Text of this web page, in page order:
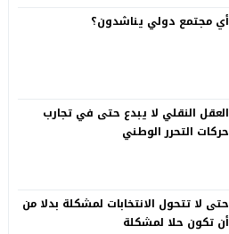
أي مجتمع دولي يناشدون؟
العقل النقلي لا يبدع حتى في تجارب
حركات التحرر الوطني
حتى لا تتحول الانتخابات لمشكلة بدلا من
أن تكون حلا لمشكلة